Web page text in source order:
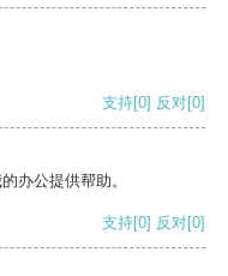
支持[0] 反对[0]
办公提供帮助。
支持[0] 反对[0]